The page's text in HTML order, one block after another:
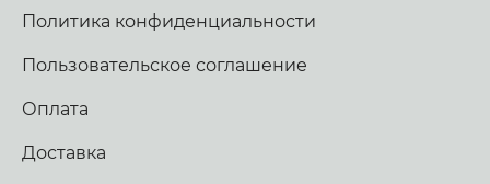
Политика конфиденциальности
Пользовательское соглашение
Оплата
Доставка